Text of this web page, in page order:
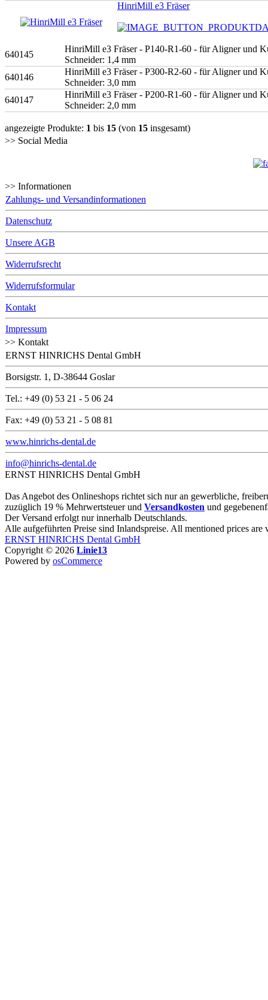
HinriMill e3 Fräser
640145
HinriMill e3 Fräser - P140-R1-60 - für Aligner und
Schneider: 1,4 mm
640146
HinriMill e3 Fräser - P300-R2-60 - für Aligner und
Schneider: 3,0 mm
640147
HinriMill e3 Fräser - P200-R1-60 - für Aligner und
Schneider: 2,0 mm
angezeigte Produkte: 1 bis 15 (von 15 insgesamt)
>> Social Media
>> Informationen
Zahlungs- und Versandinformationen
Datenschutz
Unsere AGB
Widerrufsrecht
Widerrufsformular
Kontakt
Impressum
>> Kontakt
ERNST HINRICHS Dental GmbH
Borsigstr. 1, D-38644 Goslar
Tel.: +49 (0) 53 21 - 5 06 24
Fax: +49 (0) 53 21 - 5 08 81
www.hinrichs-dental.de
info@hinrichs-dental.de
ERNST HINRICHS Dental GmbH
Das Angebot des Onlineshops richtet sich nur an gewerbliche,
zuzüglich 19 % Mehrwertsteuer und Versandkosten und
Der Versand erfolgt nur innerhalb Deutschlands.
Alle aufgeführten Preise sind Inlandspreise. All mentioned prices are
ERNST HINRICHS Dental GmbH
Copyright © 2026 Linie13
Powered by osCommerce